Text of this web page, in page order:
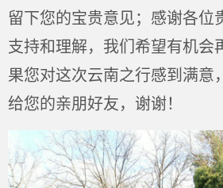
留下您的宝贵意见；感谢各位
支持和理解，我们希望有机会
果您对这次云南之行感到满意
给您的亲朋好友，谢谢！